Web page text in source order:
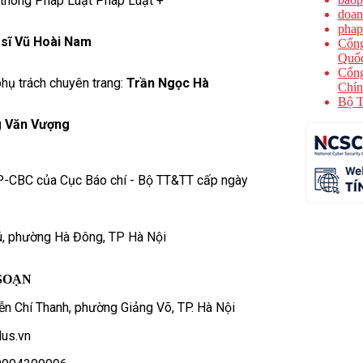
Vũ Hoài Nam
trách chuyên trang: Trần Ngọc Hà
Văn Vượng
CBC của Cục Báo chí - Bộ TT&TT cấp ngày
phường Hà Đông, TP Hà Nội
Chí Thanh, phường Giảng Võ, TP. Hà Nội
Bộ